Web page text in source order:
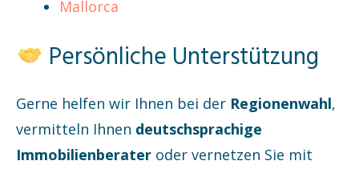
Mallorca
Persönliche Unterstützung
Gerne helfen wir Ihnen bei der Regionenwahl,
vermitteln Ihnen deutschsprachige
Immobilienberater oder vernetzen Sie mit